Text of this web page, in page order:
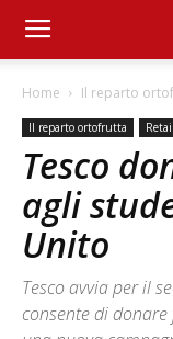
Home Il reparto
Il reparto ortofrutta
Tesco
agli
Unito
Tesco avvia per il
consente di